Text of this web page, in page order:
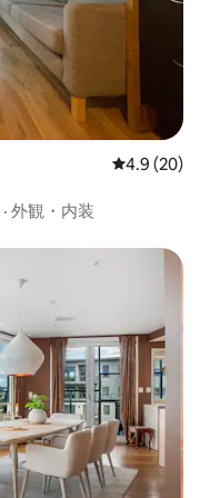
レビュー20
4.9 (20)
· 外観・内装